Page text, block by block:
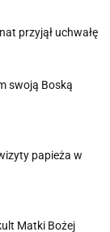
przyjął uchwałę
swoją Boską
papieża w
Matki Bożej